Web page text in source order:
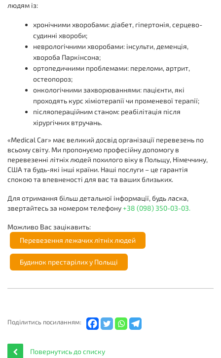
людям із:
хронічними хворобами: діабет, гіпертонія, серцево-
судинні хвороби;
неврологічними хворобами: інсульти, деменція,
хвороба Паркінсона;
ортопедичними проблемами: переломи, артрит,
остеопороз;
онкологічними захворюваннями: пацієнти, які
проходять курс хіміотерапії чи променевої терапії;
післяопераційним станом: реабілітація після
хірургічних втручань.
«Medical Car» має великий досвід організації перевезень по
всьому світу. Ми пропонуємо професійну допомогу в
перевезенні літніх людей похилого віку в Польщу, Німеччину,
США та будь-які інші країни. Наші послуги – це гарантія
спокою та впевненості для вас та ваших близьких.
Для отримання більш детальної інформації, будь ласка,
звертайтесь за номером телефону+38 (098) 350-03-03.
Можливо Вас зацікавить:
Перевезення лежачих літніх людей
Будинок престарілих у Польщі
Подiлитись посиланням:
Повернутись до списку